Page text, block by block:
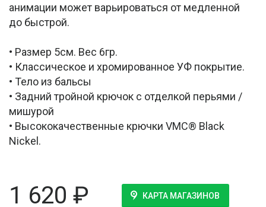
анимации может варьироваться от медленной
до быстрой.
• Размер 5см. Вес 6гр.
• Классическое и хромированное УФ покрытие.
• Тело из бальсы
• Задний тройной крючок с отделкой перьями /
мишурой
• Высококачественные крючки VMC® Black
Nickel.
1 620 ₽ КАРТА МАГАЗИНОВ